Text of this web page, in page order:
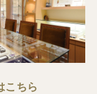
こちら